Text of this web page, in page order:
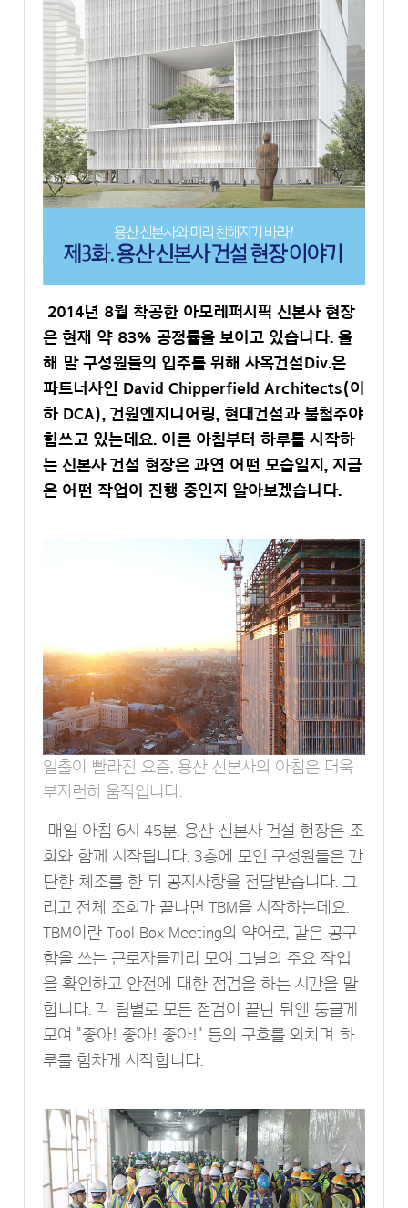
2014년 8월 착공한 아모레퍼시픽 신본사 현장
은 현재 약 83% 공정률을 보이고 있습니다. 올
해 말 구성원들의 입주를 위해 사옥건설Div.은
파트너사인 David Chipperfield Architects(이
하 DCA), 건원엔지니어링, 현대건설과 불철주야
힘쓰고 있는데요. 이른 아침부터 하루를 시작하
는 신본사 건설 현장은 과연 어떤 모습일지, 지금
은 어떤 작업이 진행 중인지 알아보겠습니다.
일출이 빨라진 요즘, 용산 신본사의 아침은 더욱
부지런히 움직입니다.
매일 아침 6시 45분, 용산 신본사 건설 현장은 조
회와 함께 시작됩니다. 3층에 모인 구성원들은 간
단한 체조를 한 뒤 공지사항을 전달받습니다. 그
리고 전체 조회가 끝나면 TBM을 시작하는데요.
TBM이란 Tool Box Meeting의 약어로, 같은 공구
함을 쓰는 근로자들끼리 모여 그날의 주요 작업
을 확인하고 안전에 대한 점검을 하는 시간을 말
합니다. 각 팀별로 모든 점검이 끝난 뒤엔 둥글게
모여 "좋아! 좋아! 좋아!" 등의 구호를 외치며 하
루를 힘차게 시작합니다.